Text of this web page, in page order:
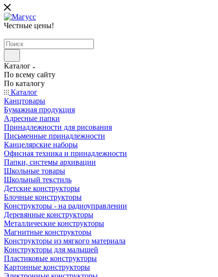
Честные цены!
Каталог
По всему сайту
По каталогу
Каталог
Канцтовары
Бумажная продукция
Адресные папки
Принадлежности для рисования
Письменные принадлежности
Канцелярские наборы
Офисная техника и принадлежности
Папки, системы архивации
Школьные товары
Школьный текстиль
Детские конструкторы
Блочные конструкторы
Конструкторы - на радиоуправлении
Деревянные конструкторы
Металлические конструкторы
Магнитные конструкторы
Конструкторы из мягкого материала
Конструкторы для малышей
Пластиковые конструкторы
Картонные конструкторы